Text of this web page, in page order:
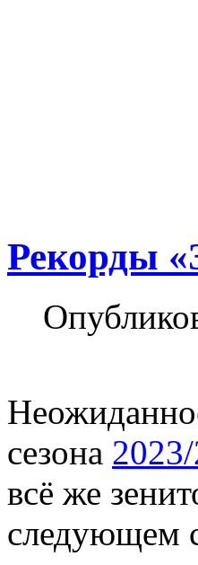
Рекорды
сезона
всё же
следующем